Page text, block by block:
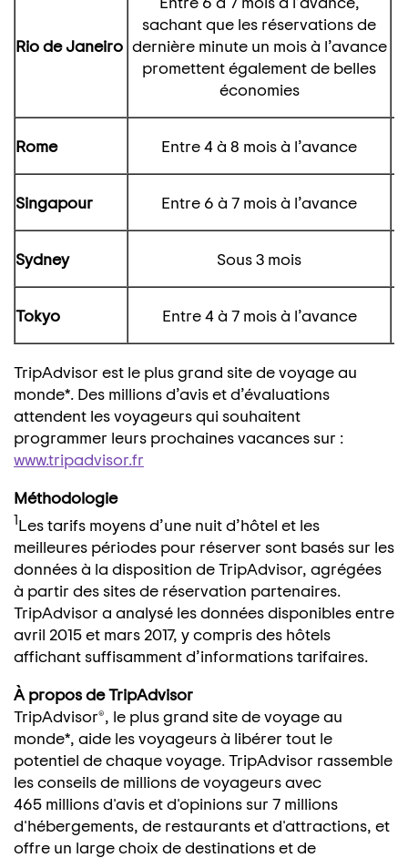
Rio de Janeiro
sachant que les réservations de
dernière minute un mois à l’avance
promettent également de belles
économies
Rome Entre 4 à 8 mois à l’avance
Singapour Entre 6 à 7 mois à l’avance
Sydney Sous 3 mois
Tokyo Entre 4 à 7 mois à l’avance
TripAdvisor est le plus grand site de voyage au
monde*. Des millions d’avis et d’évaluations
attendent les voyageurs qui souhaitent
programmer leurs prochaines vacances sur :
www.tripadvisor.fr
Méthodologie
1Les tarifs moyens d’une nuit d’hôtel et les
meilleures périodes pour réserver sont basés sur les
données à la disposition de TripAdvisor, agrégées
à partir des sites de réservation partenaires.
TripAdvisor a analysé les données disponibles entre
avril 2015 et mars 2017, y compris des hôtels
affichant suffisamment d’informations tarifaires.
À propos de TripAdvisor
TripAdvisor®, le plus grand site de voyage au
monde*, aide les voyageurs à libérer tout le
potentiel de chaque voyage. TripAdvisor rassemble
les conseils de millions de voyageurs avec
465 millions d'avis et d'opinions sur 7 millions
d'hébergements, de restaurants et d'attractions, et
offre un large choix de destinations et de